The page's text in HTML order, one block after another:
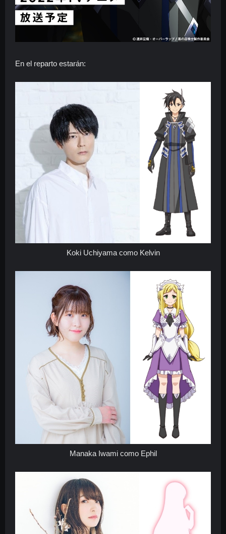
En el reparto estarán:
Koki Uchiyama como Kelvin
Manaka Iwami como Ephil